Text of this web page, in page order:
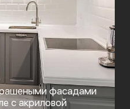
фасадами
c акриловой